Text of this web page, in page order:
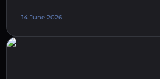
14 June 2026